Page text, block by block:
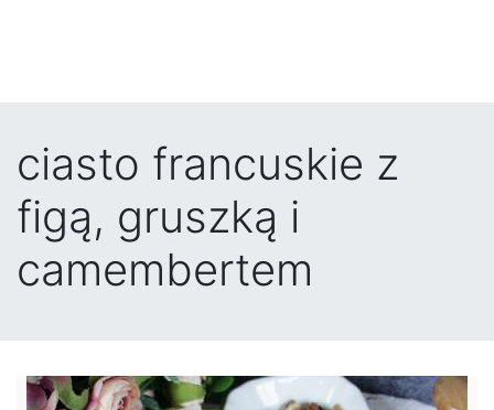
ciasto francuskie z
figą, gruszką i
camembertem